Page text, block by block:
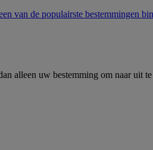
van de populairste bestemmingen
alleen uw bestemming om naar uit